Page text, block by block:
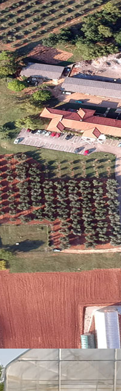
je mr.sc. Ivan Bratović
i turizam formiran
dužnost voditelja laboratorija
korištenja gnojiva i postizanja